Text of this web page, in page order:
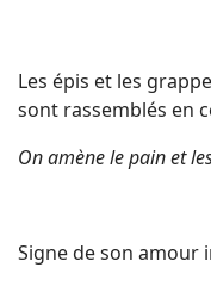
Les épis et les
sont rassemblés en
On amène le pain et
Signe de son amour